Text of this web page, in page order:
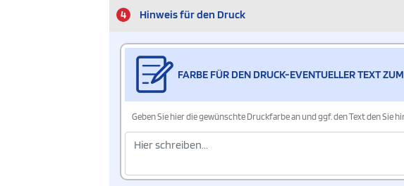
4 Hinweis für den Druck
FARBE FÜR DEN DRUCK-EVENTUELLER TEXT
Geben Sie hier die gewünschte Druckfarbe an und ggf. den Text den Sie